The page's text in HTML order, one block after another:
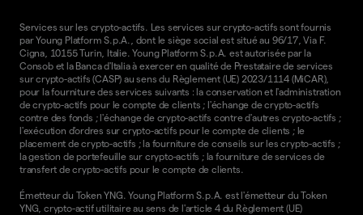
Services sur les crypto-actifs. Les services sur crypto-actifs sont fournis
par Young Platform S.p.A., dont le siège social est situé au 96/17, Via F.
Cigna, 10155 Turin, Italie. Young Platform S.p.A. est autorisée par la
Consob et la Banca d'Italia à exercer en qualité de Prestataire de services
sur crypto-actifs (CASP) au sens du Règlement (UE) 2023/1114 (MiCAR),
pour la fourniture des services suivants : la conservation et l'administration
de crypto-actifs pour le compte de clients ; l'échange de crypto-actifs
contre des fonds ; l'échange de crypto-actifs contre d'autres crypto-actifs ;
l'exécution d'ordres sur crypto-actifs pour le compte de clients ; le
placement de crypto-actifs ; la fourniture de conseils sur les crypto-actifs ;
la gestion de portefeuille sur crypto-actifs ; la fourniture de services de
transfert de crypto-actifs pour le compte de clients.
Émetteur du Token YNG. Young Platform S.p.A. est l'émetteur du Token
YNG, crypto-actif utilitaire au sens de l'article 4 du Règlement (UE)